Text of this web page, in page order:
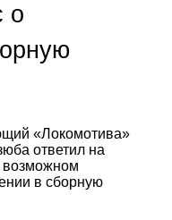
о
«Локомотива»
ответил на
возможном
в сборную